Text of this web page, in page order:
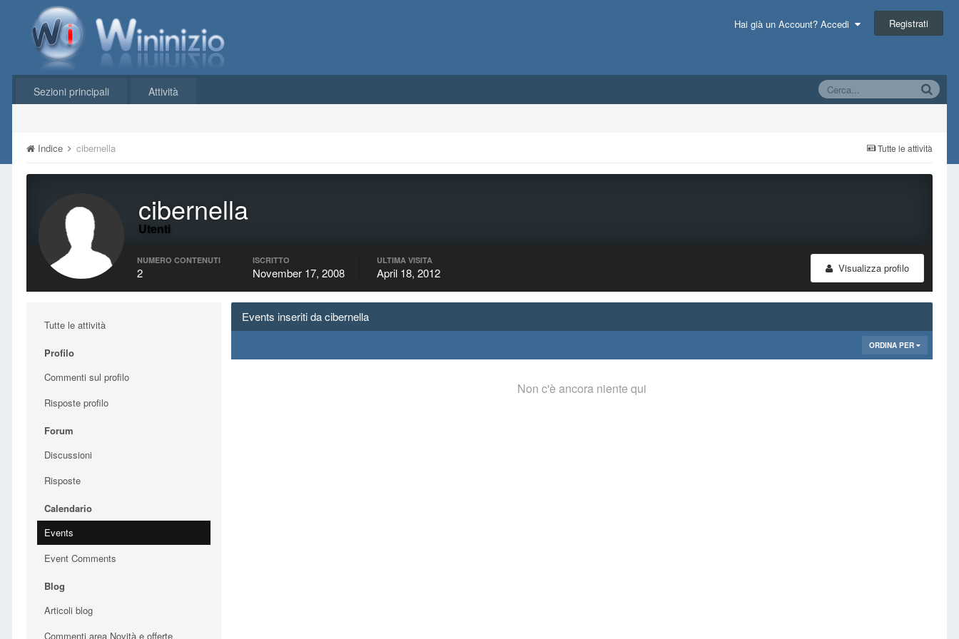
Hai già un Account? Accedi Registrati
Sezioni principali Attività
Tutte le attività
Indice cibernella
cibernella
Utenti
Visualizza profilo
NUMERO CONTENUTI
2
ISCRITTO
November 17, 2008
ULTIMA VISITA
April 18, 2012
Tutte le attività
Profilo
Commenti sul profilo
Risposte profilo
Forum
Discussioni
Risposte
Calendario
Events
Event Comments
Blog
Articoli blog
Commenti area Novità e offerte
Events inseriti da cibernella
ORDINA PER
Non c'è ancora niente qui